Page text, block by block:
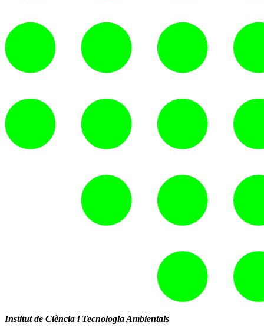
Institut de Ciència i Tecnologia Ambientals